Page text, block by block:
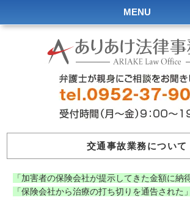
MENU
交通事故業務について
「加害者の保険会社が提示してきた金額に納
「保険会社から治療の打ち切りを通告された」